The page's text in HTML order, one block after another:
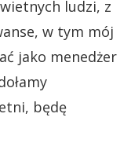
ludzi, z
w tym mój
jako menedżer
będę